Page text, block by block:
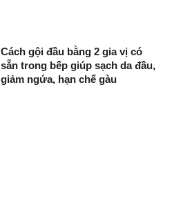
Cách gội đầu bằng 2 gia vị có
sẵn trong bếp giúp sạch da đầu,
giảm ngứa, hạn chế gàu